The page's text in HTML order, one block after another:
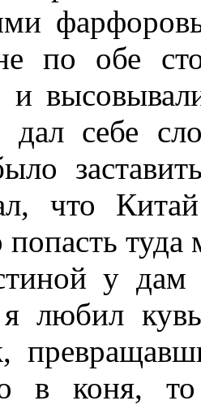
по обе
и
себе
что
туда
у дам
я любил
в коня,